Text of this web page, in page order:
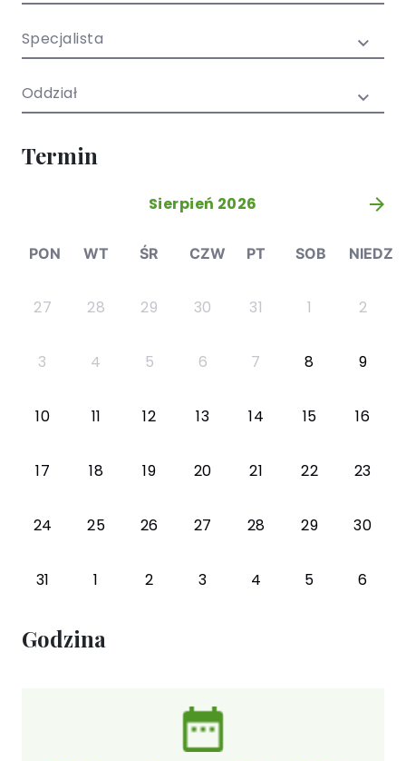
młodzieży
Specjalista
Oddział
Termin
Sierpień 2026 »
PON WT ŚR CZW PT SOB NIEDZ
27 28 29 30 31 1 2
3 4 5 6 7 8 9
10 11 12 13 14 15 16
17 18 19 20 21 22 23
24 25 26 27 28 29 30
31 1 2 3 4 5 6
Godzina